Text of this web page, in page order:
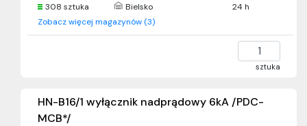
308 sztuka Bielsko
24 h
Zobacz więcej magazynów (3)
sztuka
HN-B16/1 wyłącznik nadprądowy 6kA /PDC-
MCB*/